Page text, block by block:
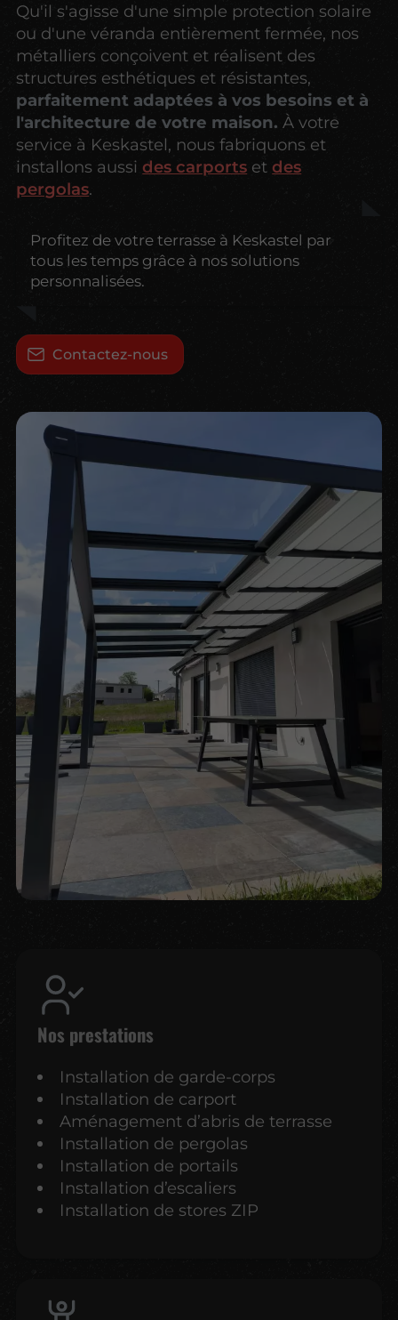
Qu'il s'agisse d'une simple protection solaire
ou d'une véranda entièrement fermée, nos
métalliers conçoivent et réalisent des
structures esthétiques et résistantes,
parfaitement adaptées à vos besoins et à
l'architecture de votre maison.À votre
service à Keskastel, nous fabriquons et
installons aussi des carports et des
pergolas.
Profitez de votre terrasse à Keskastel par
tous les temps grâce à nos solutions
personnalisées.
Contactez-nous
Nos prestations
Installation de garde-corps
Installation de carport
Aménagement d’abris de terrasse
Installation de pergolas
Installation de portails
Installation d’escaliers
Installation de stores ZIP